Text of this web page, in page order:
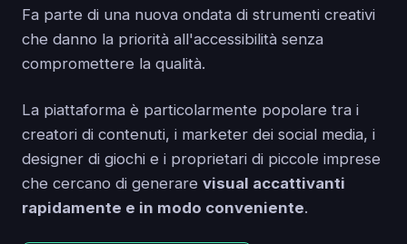
Fa parte di una nuova ondata di strumenti creativi
che danno la priorità all'accessibilità senza
compromettere la qualità.
La piattaforma è particolarmente popolare tra i
creatori di contenuti, i marketer dei social media, i
designer di giochi e i proprietari di piccole imprese
che cercano di generare visual accattivanti
rapidamente e in modo conveniente.